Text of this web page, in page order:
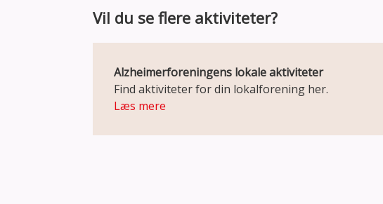
Vil du se flere aktiviteter?
Alzheimerforeningens lokale aktiviteter
Find aktiviteter for din lokalforening her.
Læs mere